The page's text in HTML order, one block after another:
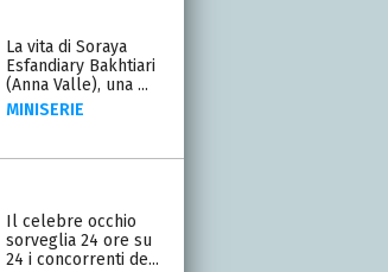
La vita di Soraya
Esfandiary Bakhtiari
(Anna Valle), una ...
MINISERIE
Il celebre occhio
sorveglia 24 ore su
24 i concorrenti de...